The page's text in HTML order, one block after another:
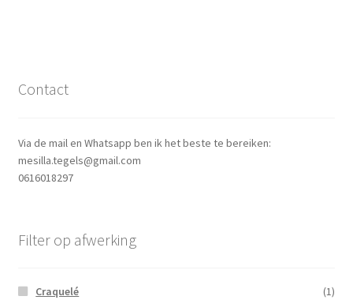
Contact
Via de mail en Whatsapp ben ik het beste te bereiken:
mesilla.tegels@gmail.com
0616018297
Filter op afwerking
Craquelé
(1)